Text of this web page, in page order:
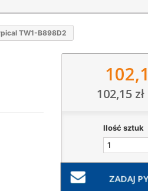
TW1-B898D2
102,15 zł
Ilość sztuk
ZADAJ